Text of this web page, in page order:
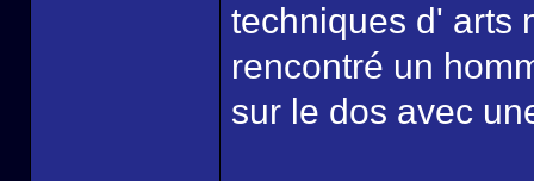
techniques d' arts
rencontré un
sur le dos avec